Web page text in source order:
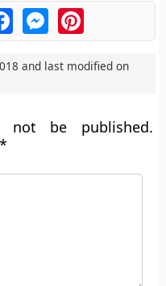
FacebookMessengerPinterest
and last modified on
not be published.
*